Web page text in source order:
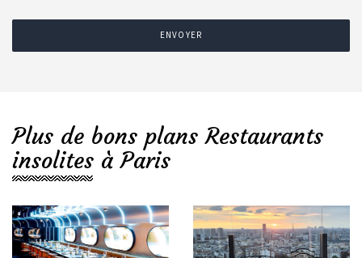
ENVOYER
Plus de bons plans Restaurants
insolites à Paris